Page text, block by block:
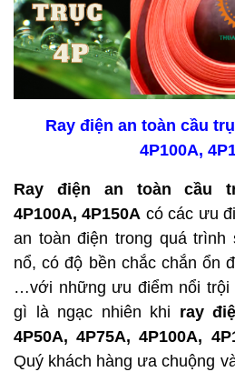
Ray điện an toàn cầu
4P100A,
Ray điện an toàn cầu
4P100A, 4P150A có các ưu
an toàn điện trong quá trình
nổ, có độ bền chắc chắn ổn
…với những ưu điểm nổi trội
gì là ngạc nhiên khi ray
4P50A, 4P75A, 4P100A,
Quý khách hàng ưa chuộng